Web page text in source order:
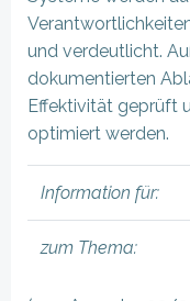
und verdeutlicht.
dokumentierten
Effektivität geprüft
optimiert werden.
Information für:
zum Thema: